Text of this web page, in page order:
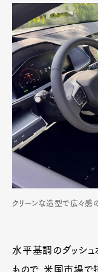
クリーンな造型で広々感
水平基調のダッシュ
もので、米国市場で